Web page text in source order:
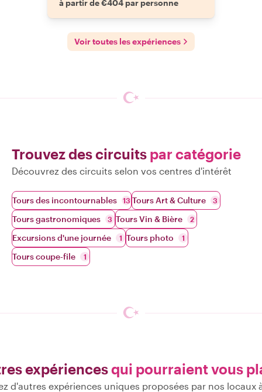
à partir de €404 par personne
Voir toutes les expériences
Trouvez des circuits par catégorie
Découvrez des circuits selon vos centres d'intérêt
Tours des incontournables 13 Tours Art & Culture 3
Tours gastronomiques 3 Tours Vin & Bière 2
Excursions d'une journée 1 Tours photo 1
Tours coupe-file 1
expériencesqui pourraient vous
d'autres expériences uniques proposées par nos locaux